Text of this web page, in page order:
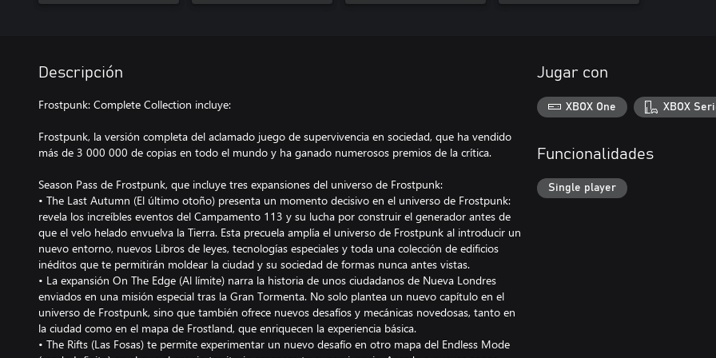
Descripción
Frostpunk: Complete Collection incluye:
Frostpunk, la versión completa del aclamado juego de supervivencia en sociedad, que ha vendido
más de 3 000 000 de copias en todo el mundo y ha ganado numerosos premios de la crítica.
Season Pass de Frostpunk, que incluye tres expansiones del universo de Frostpunk:
• The Last Autumn (El último otoño) presenta un momento decisivo en el universo de Frostpunk:
revela los increíbles eventos del Campamento 113 y su lucha por construir el generador antes de
que el velo helado envuelva la Tierra. Esta precuela amplía el universo de Frostpunk al introducir un
nuevo entorno, nuevos Libros de leyes, tecnologías especiales y toda una colección de edificios
inéditos que te permitirán moldear la ciudad y su sociedad de formas nunca antes vistas.
• La expansión On The Edge (Al límite) narra la historia de unos ciudadanos de Nueva Londres
enviados en una misión especial tras la Gran Tormenta. No solo plantea un nuevo capítulo en el
universo de Frostpunk, sino que también ofrece nuevos desafíos y mecánicas novedosas, tanto en
la ciudad como en el mapa de Frostland, que enriquecen la experiencia básica.
• The Rifts (Las Fosas) te permite experimentar un nuevo desafío en otro mapa del Endless Mode
Jugar con
XBOX One XBOX
Funcionalidades
Single player